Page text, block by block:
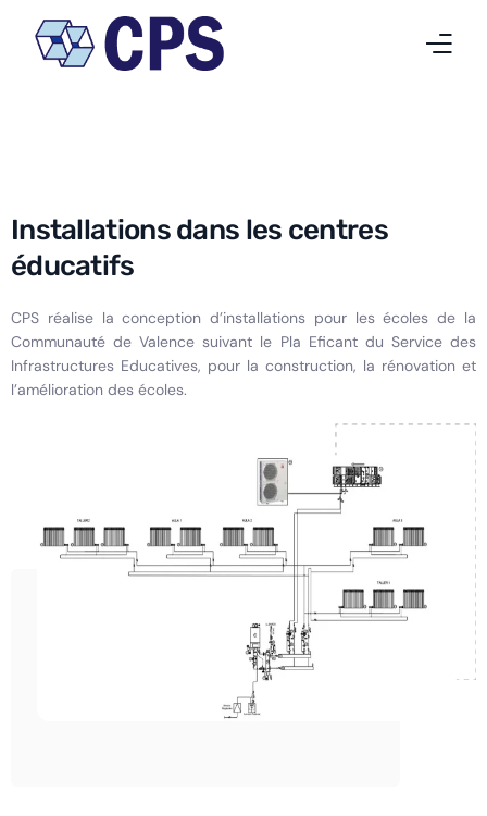
Installations dans les centres
éducatifs
CPS réalise la conception d’installations pour les écoles de la
Communauté de Valence suivant le Pla Eficant du Service des
Infrastructures Educatives, pour la construction, la rénovation et
l’amélioration des écoles.
Projets
Travailler chez CPS
Contact